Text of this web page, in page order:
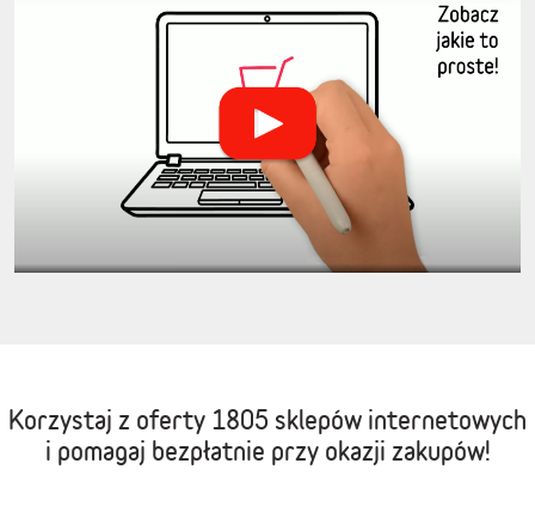
Korzystaj z oferty 1805 sklepów internetowych
i pomagaj bezpłatnie przy okazji zakupów!